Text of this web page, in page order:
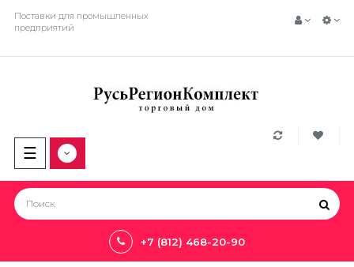
Поставки для промышленных
предприятий
Toggle
navigation
☰
+7 (812) 468-20-90